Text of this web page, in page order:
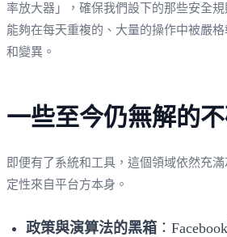
率放大器」，確保我們設下的那些安全規
能夠在每天重複的、大量的操作中被嚴
和變異。
一些至今仍無解的
即便有了系統和工具，這個領域依然充
定性來自平台方本身。
政策與演算法的黑箱 ：